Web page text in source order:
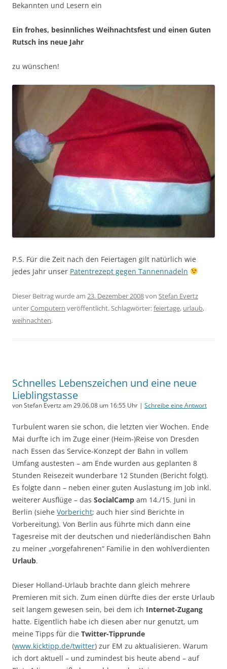
Bekannten und Lesern ein
Ein frohes, besinnliches Weihnachtsfest und einen Guten
Rutsch ins neue Jahr
zu wünschen!
P.S. Für die Zeit nach den Feiertagen gilt natürlich wie
jedes Jahr unser Patentrezept gegen Tannennadeln
Dieser Beitrag wurde am 23. Dezember 2008von Stefan Evertz
unterComputern veröffentlicht. Schlagwörter:feiertage, urlaub,
weihnachten.
Schnelles Lebenszeichen und eine neue
Lieblingstasse
von Stefan Evertz am 29.06.08 um 16:55 Uhr | Schreibe eine Antwort
Turbulent waren sie schon, die letzten vier Wochen. Ende
Mai durfte ich im Zuge einer (Heim-)Reise von Dresden
nach Essen das Service-Konzept der Bahn in vollem
Umfang austesten – am Ende wurden aus geplanten 8
Stunden Reisezeit wunderbare 12 Stunden (Bericht folgt).
Es folgte dann – neben einer guten Auslastung im Job inkl.
weiterer Ausflüge – das SocialCamp am 14./15. Juni in
Berlin (siehe Vorbericht; auch hier sind Berichte in
Vorbereitung). Von Berlin aus führte mich dann eine
Tagesreise mit der deutschen und niederländischen Bahn
zu meiner „vorgefahrenen“ Familie in den wohlverdienten
Urlaub.
Dieser Holland-Urlaub brachte dann gleich mehrere
Premieren mit sich. Zum einen dürfte dies der erste Urlaub
seit langem gewesen sein, bei dem ich Internet-Zugang
hatte. Eigentlich habe ich diesen aber nur genutzt, um
meine Tipps für die Twitter-Tipprunde
(www.kicktipp.de/twitter) zur EM zu aktualisieren. Warum
ich dort aktuell – und zumindest bis heute abend – auf